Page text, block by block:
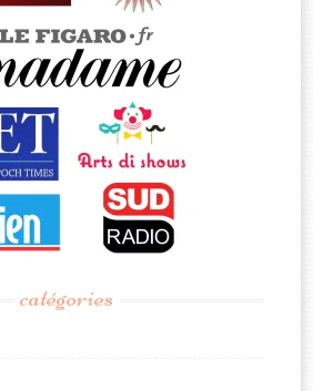
catégories